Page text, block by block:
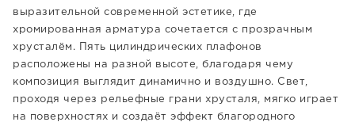
выразительной современной эстетике, где
хромированная арматура сочетается с прозрачным
хрусталём. Пять цилиндрических плафонов
расположены на разной высоте, благодаря чему
композиция выглядит динамично и воздушно. Свет,
проходя через рельефные грани хрусталя, мягко играет
на поверхностях и создаёт эффект благородного